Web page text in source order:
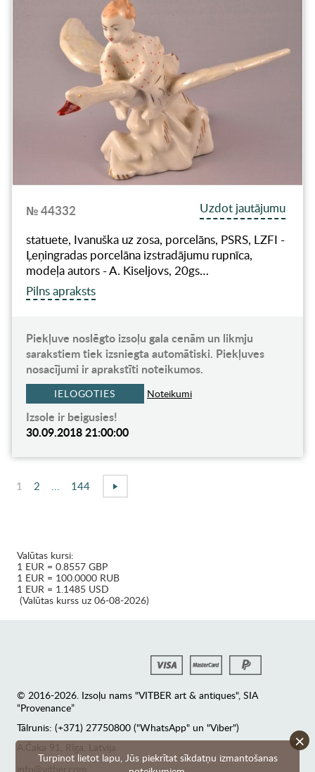
№ 44332
Uzdot jautājumu
statuete, Ivanuška uz zosa, porcelāns, PSRS, LZFI -
Ļeņingradas porcelāna izstradājumu rupnīca,
modeļa autors - A. Kiseljovs, 20gs…
Pilns apraksts
Piekļuve noslēgto izsoļu gala cenām un likmju
sarakstiem tiek izsniegta automātiski. Piekļuves
nosacījumi ir aprakstīti noteikumos.
IELOGOTIES Noteikumi
Izsole ir beigusies!
30.09.2018 21:00:00
1 2 144
Turpinot lietot lapu, Jūs piekrītat sīkdatņu izmantošanas
×
Valūtas kursi:
1 EUR = 0.8557 GBP
1 EUR = 100.0000 RUB
1 EUR = 1.1485 USD
(Valūtas kurss uz 06-08-2026)
© 2016-2026. Izsoļu nams "VITBER art & antiques", SIA
“Provenance”
Tālrunis: (+371) 27750800 ("WhatsApp" un "Viber")